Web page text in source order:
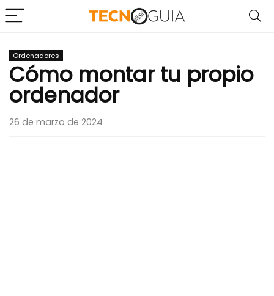
Ordenadores
Cómo montar tu propio
ordenador
26 de marzo de 2024